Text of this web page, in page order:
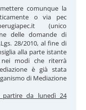
comunque la
o via pec
(unico
delle domande di
28/2010, al fine di
alla parte istante
modi che riterrà
è già stata
di Mediazione
partire da lunedì 24